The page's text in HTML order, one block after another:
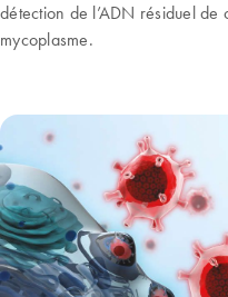
détection de l’ADN résiduel
mycoplasme.